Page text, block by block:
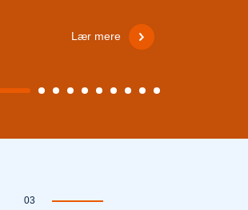
Lær mere
03